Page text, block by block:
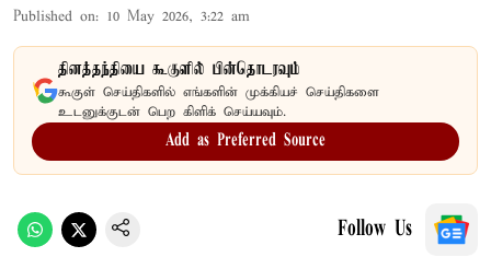
Published on: 10 May 2026, 3:22 am
தினத்தந்தியை கூகுளில் பின்தொடரவும்
கூகுள் செய்திகளில் எங்களின் முக்கியச் செய்திகளை
உடனுக்குடன் பெற கிளிக் செய்யவும்.
Add as Preferred Source
Follow Us